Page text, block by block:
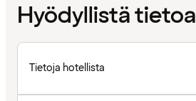
Hyödyllistä tietoa
Tietoja hotellista